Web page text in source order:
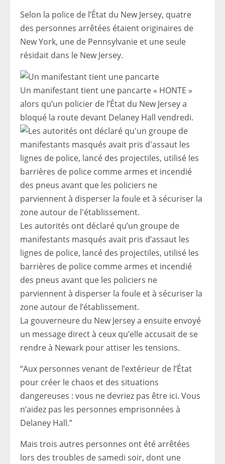
Selon la police de l’État du New Jersey, quatre
des personnes arrêtées étaient originaires de
New York, une de Pennsylvanie et une seule
résidait dans le New Jersey.
Un manifestant tient une pancarte « HONTE »
alors qu’un policier de l’État du New Jersey a
bloqué la route devant Delaney Hall vendredi.
Les autorités ont déclaré qu’un groupe de
manifestants masqués avait pris d’assaut les
lignes de police, lancé des projectiles, utilisé les
barrières de police comme armes et incendié
des pneus avant que les policiers ne
parviennent à disperser la foule et à sécuriser la
zone autour de l’établissement.
La gouverneure du New Jersey a ensuite envoyé
un message direct à ceux qu’elle accusait de se
rendre à Newark pour attiser les tensions.
“Aux personnes venant de l’extérieur de l’État
pour créer le chaos et des situations
dangereuses : vous ne devriez pas être ici. Vous
n’aidez pas les personnes emprisonnées à
Delaney Hall.”
Mais trois autres personnes ont été arrêtées
lors des troubles de samedi soir, dont une